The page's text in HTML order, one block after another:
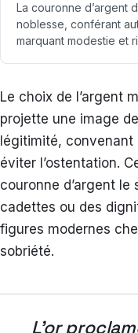
La couronne d’argent
noblesse, conférant
marquant modestie et
Le choix de l’argent
projette une image
légitimité,
éviter l’ostentation.
couronne d’argent
cadettes ou des
figures modernes
sobriété.
L’or